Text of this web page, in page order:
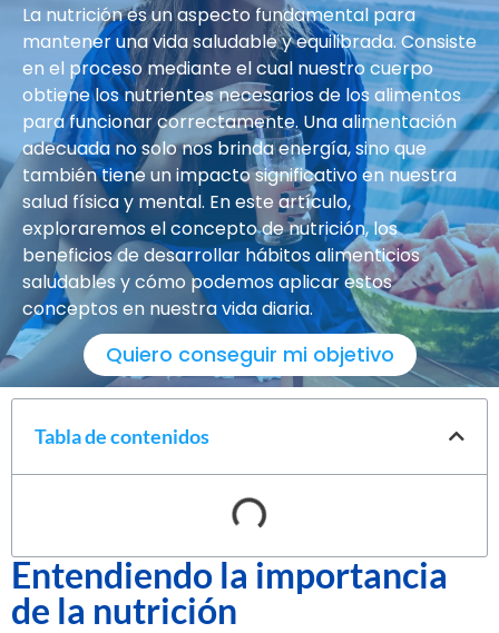
La nutrición es un aspecto fundamental para
mantener una vida saludable y equilibrada. Consiste
en el proceso mediante el cual nuestro cuerpo
obtiene los nutrientes necesarios de los alimentos
para funcionar correctamente. Una alimentación
adecuada no solo nos brinda energía, sino que
también tiene un impacto significativo en nuestra
salud física y mental. En este artículo,
exploraremos el concepto de nutrición, los
beneficios de desarrollar hábitos alimenticios
saludables y cómo podemos aplicar estos
conceptos en nuestra vida diaria.
Quiero conseguir mi objetivo
Tabla de contenidos
Entendiendo la importancia
de la nutrición